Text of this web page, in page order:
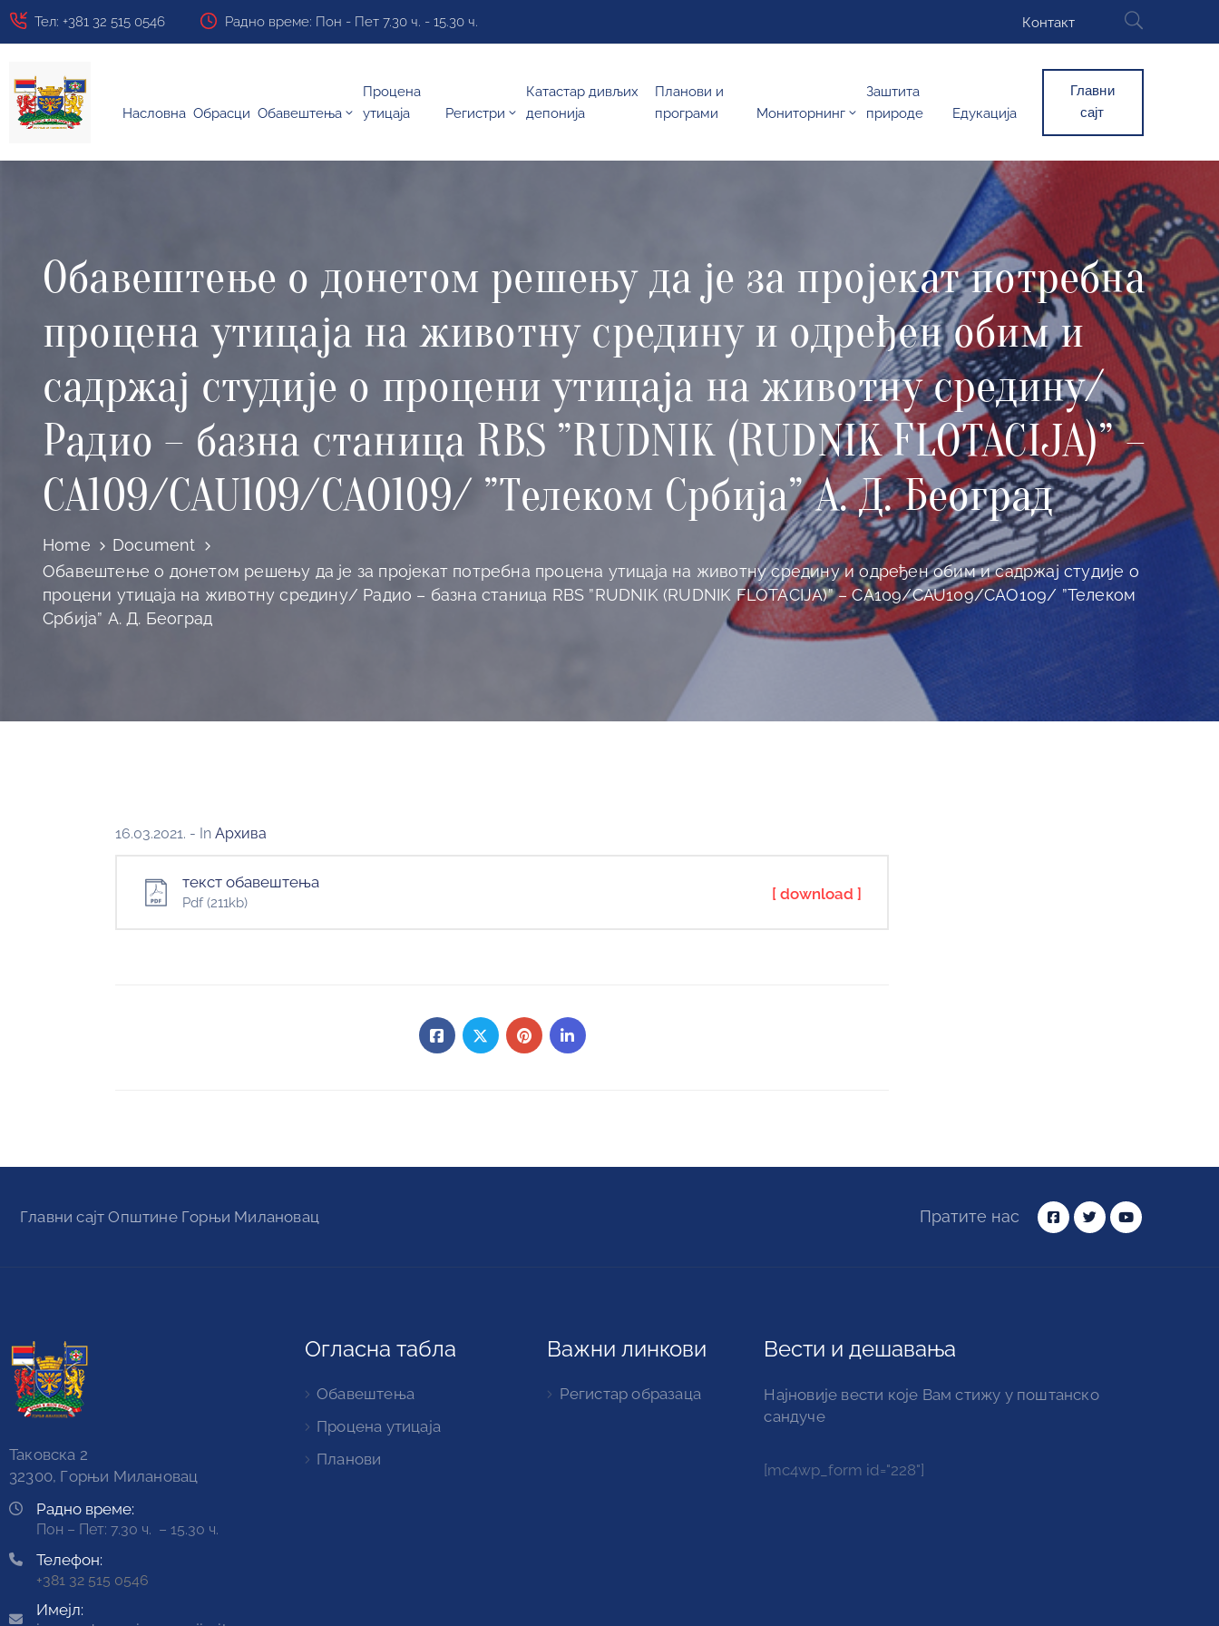
Тел: +381 32 515 0546 Радно време: Пон - Пет 7.30 ч. - 15.30 ч. Контакт
Насловна Обрасци Обавештења
Процена
утицаја
Регистри
Катастар дивљих
депонија
Планови и
програми
Мониторнинг
Заштита
природе
Едукација
Главни
сајт
Обавештење о донетом решењу да је за пројекат потребна
процена утицаја на животну средину и одређен обим и
садржај студије о процени утицаја на животну средину/
Радио – базнa станицa RBS ”RUDNIK (RUDNIK FLOTACIJA)” –
CA109/CAU109/CAO109/ ”Телеком Србија” А. Д. Београд
Home
Document
Обавештење о донетом решењу да је за пројекат потребна процена утицаја на животну средину и одређен обим и садржај студије о
процени утицаја на животну средину/ Радио – базнa станицa RBS ”RUDNIK (RUDNIK FLOTACIJA)” – CA109/CAU109/CAO109/ ”Телеком
Србија” А. Д. Београд
16.03.2021. - In Архива
текст обавештења
Pdf(211kb) [ download ]
Главни сајт Oпштине Горњи Милановац Пратите нас
Таковска 2
32300, Горњи Милановац
Радно време:
Пон – Пет: 7.30 ч. – 15.30 ч.
Телефон:
+381 32 515 0546
Имејл:
Огласна табла
Обавештења
Процена утицаја
Планови
Важни линкови
Регистар образаца
Вести и дешавања
Најновије вести које Вам стижу у поштанско
сандуче
[mc4wp_form id="228"]